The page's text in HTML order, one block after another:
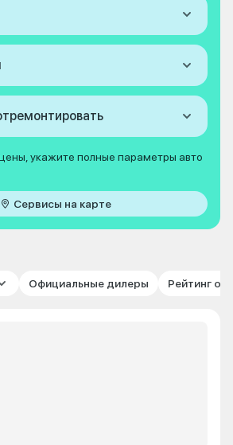
укажите полные параметры авто
Сервисы на карте
Официальные дилеры Рейтинг